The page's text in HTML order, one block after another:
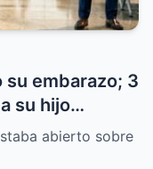
embarazo; 3
su hijo
en el
abierto sobre